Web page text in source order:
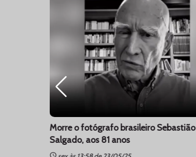
Morre o fotógrafo brasileiro Sebastião
Salgado, aos 81 anos
schedule